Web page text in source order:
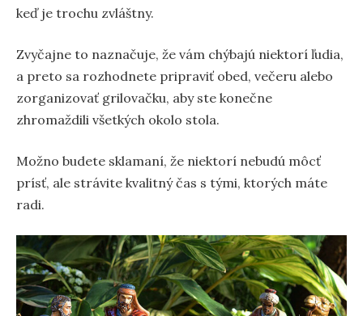
keď je trochu zvláštny.
Zvyčajne to naznačuje, že vám chýbajú niektorí ľudia,
a preto sa rozhodnete pripraviť obed, večeru alebo
zorganizovať grilovačku, aby ste konečne
zhromaždili všetkých okolo stola.
Možno budete sklamaní, že niektorí nebudú môcť
prísť, ale strávite kvalitný čas s tými, ktorých máte
radi.